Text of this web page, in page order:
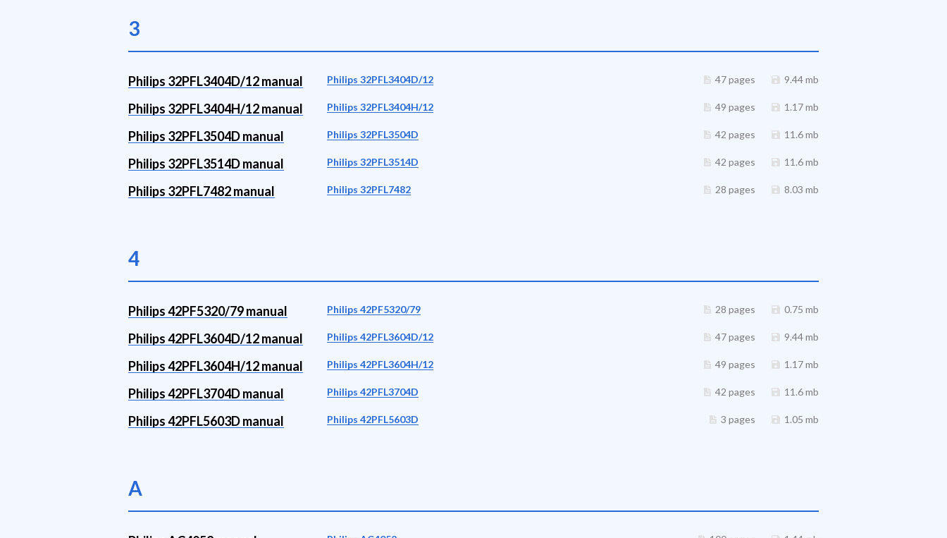
3
Philips 32PFL3404D/12 manual Philips 32PFL3404D/12 47 pages 9.44 mb
Philips 32PFL3404H/12 manual Philips 32PFL3404H/12 49 pages 1.17 mb
Philips 32PFL3504D manual Philips 32PFL3504D 42 pages 11.6 mb
Philips 32PFL3514D manual Philips 32PFL3514D 42 pages 11.6 mb
Philips 32PFL7482 manual Philips 32PFL7482 28 pages 8.03 mb
4
Philips 42PF5320/79 manual Philips 42PF5320/79 28 pages 0.75 mb
Philips 42PFL3604D/12 manual Philips 42PFL3604D/12 47 pages 9.44 mb
Philips 42PFL3604H/12 manual Philips 42PFL3604H/12 49 pages 1.17 mb
Philips 42PFL3704D manual Philips 42PFL3704D 42 pages 11.6 mb
Philips 42PFL5603D manual Philips 42PFL5603D 3 pages 1.05 mb
A